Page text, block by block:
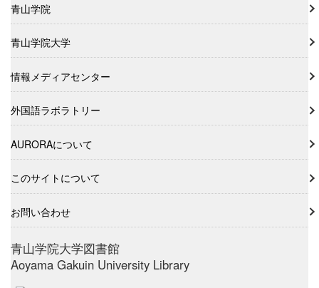
青山学院
青山学院大学
情報メディアセンター
外国語ラボラトリー
AURORAについて
このサイトについて
お問い合わせ
青山学院大学図書館
Aoyama Gakuin University Library